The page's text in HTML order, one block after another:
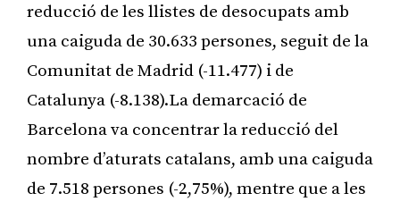
reducció de les llistes de desocupats amb
una caiguda de 30.633 persones, seguit de la
Comunitat de Madrid (-11.477) i de
Catalunya (-8.138).La demarcació de
Barcelona va concentrar la reducció del
nombre d’aturats catalans, amb una caiguda
de 7.518 persones (-2,75%), mentre que a les